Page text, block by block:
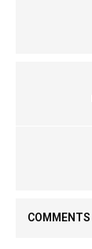
COMMENTS